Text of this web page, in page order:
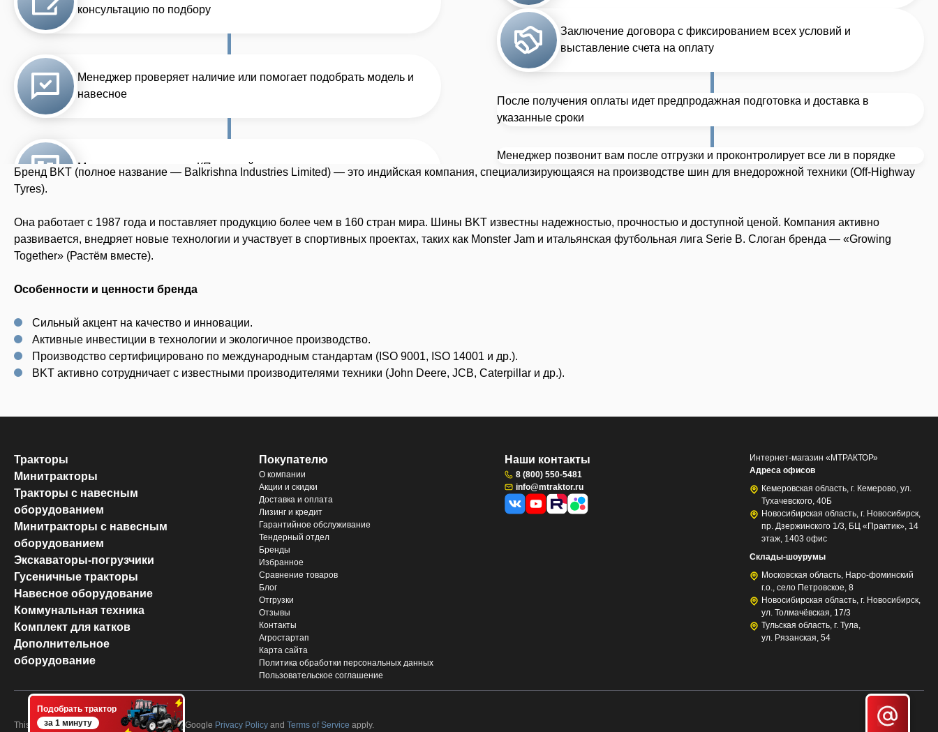
консультацию по подбору
Менеджер проверяет наличие или помогает подобрать модель и
навесное
Заключение договора с фиксированием всех условий и
выставление счета на оплату
После получения оплаты идет предпродажная подготовка и доставка в
указанные сроки
Менеджер позвонит вам после отгрузки и проконтролирует все ли в порядке
Бренд BKT (полное название — Balkrishna Industries Limited) — это индийская компания, специализирующаяся на производстве шин для внедорожной техники (Off-Highway
Tyres).
Она работает с 1987 года и поставляет продукцию более чем в 160 стран мира. Шины BKT известны надежностью, прочностью и доступной ценой. Компания активно
развивается, внедряет новые технологии и участвует в спортивных проектах, таких как Monster Jam и итальянская футбольная лига Serie B. Слоган бренда — «Growing
Together» (Растём вместе).
Особенности и ценности бренда
Сильный акцент на качество и инновации.
Активные инвестиции в технологии и экологичное производство.
Производство сертифицировано по международным стандартам (ISO 9001, ISO 14001 и др.).
BKT активно сотрудничает с известными производителями техники (John Deere, JCB, Caterpillar и др.).
Тракторы
Минитракторы
Тракторы с навесным
оборудованием
Минитракторы с навесным
оборудованием
Экскаваторы-погрузчики
Гусеничные тракторы
Навесное оборудование
Коммунальная техника
Комплект для катков
Дополнительное
оборудование
Покупателю
О компании
Акции и скидки
Доставка и оплата
Лизинг и кредит
Гарантийное обслуживание
Тендерный отдел
Бренды
Избранное
Сравнение товаров
Блог
Отгрузки
Отзывы
Контакты
Агростартап
Карта сайта
Политика обработки персональных данных
Пользовательское соглашение
Наши контакты
8 (800) 550-5481
info@mtraktor.ru
Интернет-магазин «МТРАКТОР»
Адреса офисов
Кемеровская область, г. Кемерово, ул.
Тухачевского, 40Б
Новосибирская область, г. Новосибирск,
пр. Дзержинского 1/3, БЦ «Практик», 14
этаж, 1403 офис
Склады-шоурумы
Московская область, Наро-фоминский
г.о., село Петровское, 8
Новосибирская область, г. Новосибирск,
ул. Толмачёвская, 17/3
Тульская область, г. Тула,
ул. Рязанская, 54
This site is protected by reCAPTCHA and the Google Privacy Policy and Terms of Service apply.
Подобрать трактор
за 1 минуту